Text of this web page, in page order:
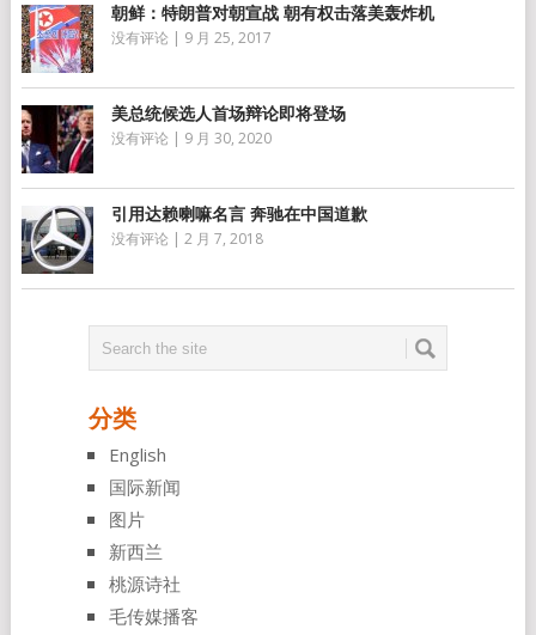
朝鲜：特朗普对朝宣战 朝有权击落美轰炸机
没有评论 | 9 月 25, 2017
美总统候选人首场辩论即将登场
没有评论 | 9 月 30, 2020
引用达赖喇嘛名言 奔驰在中国道歉
没有评论 | 2 月 7, 2018
分类
English
国际新闻
图片
新西兰
桃源诗社
毛传媒播客